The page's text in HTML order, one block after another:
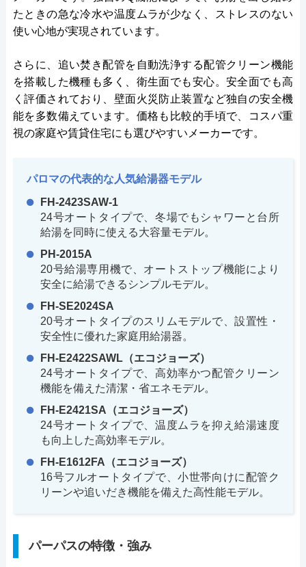
たときの急な冷水や温度ムラが少なく、ストレスのない
使い心地が実現されています。
さらに、追い焚き配管を自動洗浄する配管クリーン機能
を搭載した機種も多く、衛生面でも安心。安全面でも高
く評価されており、壁面火災防止装置など独自の安全機
能を多数備えています。価格も比較的手頃で、コスパ重
視の家庭や賃貸住宅にも選びやすいメーカーです。
パロマの代表的な人気給湯器モデル
FH-2423SAW-1
24号オートタイプで、冬場でもシャワーと台所
給湯を同時に使える大容量モデル。
PH-2015A
20号給湯専用機で、オートストップ機能により
安全に給湯できるシンプルモデル。
FH-SE2024SA
20号オートタイプのスリムモデルで、設置性・
安全性に優れた家庭用給湯器。
FH-E2422SAWL（エコジョーズ）
24号オートタイプで、高効率かつ配管クリーン
機能を備えた清潔・省エネモデル。
FH-E2421SA（エコジョーズ）
24号オートタイプで、温度ムラを抑え給湯速度
も向上した高効率モデル。
FH-E1612FA（エコジョーズ）
16号フルオートタイプで、小世帯向けに配管ク
リーンや追いだき機能を備えた高性能モデル。
パーパスの特徴・強み